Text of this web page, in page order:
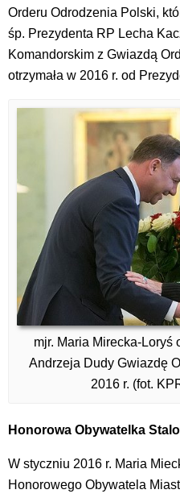
Orderu Odrodzenia Polski,
śp. Prezydenta RP Lecha
Komandorskim z Gwiazdą
otrzymała w 2016 r. od
mjr. Maria Mirecka-Loryś
Andrzeja Dudy Gwiazdę
2016 r. (fot.
Honorowa Obywatelka
W styczniu 2016 r. Maria
Honorowego Obywatela